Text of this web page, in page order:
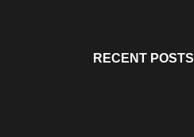
RECENT POSTS